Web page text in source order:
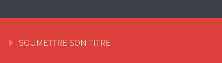
SOUMETTRE SON TITRE